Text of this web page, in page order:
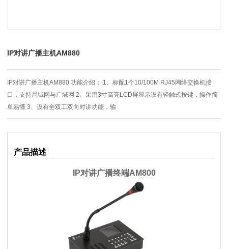
IP对讲广播主机AM880
IP对讲广播主机AM880 功能介绍：​ 1、标配1个10/100M RJ45网络交换机接
口，支持局域网与广域网 2、采用3寸高亮LCD屏显示设有轻触式按键，操作简
单易懂 3、设有全双工双向对讲功能，输
产品描述
IP对讲广播终端AM800